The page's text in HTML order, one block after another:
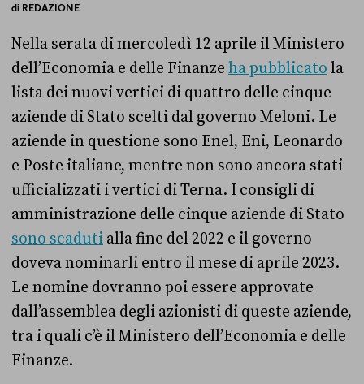
di REDAZIONE
Nella serata di mercoledì 12 aprile il Ministero
dell’Economia e delle Finanze ha pubblicato la
lista dei nuovi vertici di quattro delle cinque
aziende di Stato scelti dal governo Meloni. Le
aziende in questione sono Enel, Eni, Leonardo
e Poste italiane, mentre non sono ancora stati
ufficializzati i vertici di Terna. I consigli di
amministrazione delle cinque aziende di Stato
sono scaduti alla fine del 2022 e il governo
doveva nominarli entro il mese di aprile 2023.
Le nomine dovranno poi essere approvate
dall’assemblea degli azionisti di queste aziende,
tra i quali c’è il Ministero dell’Economia e delle
Finanze.